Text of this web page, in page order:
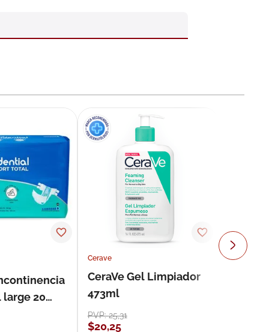
20
Cerave
CeraVe Gel Limpiador
473ml
PVP:25,31
$20,25